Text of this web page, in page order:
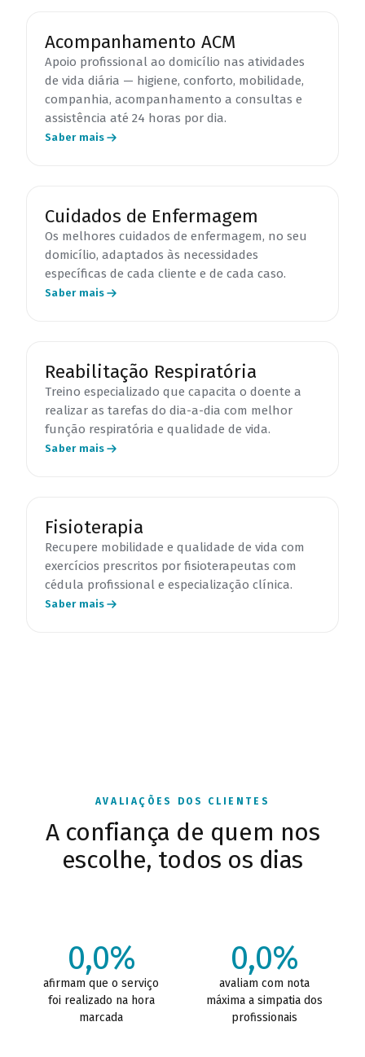
Acompanhamento ACM
Apoio profissional ao domicílio nas atividades
de vida diária — higiene, conforto, mobilidade,
companhia, acompanhamento a consultas e
assistência até 24 horas por dia.
Saber mais
Cuidados de Enfermagem
Os melhores cuidados de enfermagem, no seu
domicílio, adaptados às necessidades
específicas de cada cliente e de cada caso.
Saber mais
Reabilitação Respiratória
Treino especializado que capacita o doente a
realizar as tarefas do dia-a-dia com melhor
função respiratória e qualidade de vida.
Saber mais
Fisioterapia
Recupere mobilidade e qualidade de vida com
exercícios prescritos por fisioterapeutas com
cédula profissional e especialização clínica.
Saber mais
AVALIAÇÕES DOS CLIENTES
A confiança de quem nos
escolhe, todos os dias
0,0%
afirmam que o serviço
foi realizado na hora
marcada
0,0%
avaliam com nota
máxima a simpatia dos
profissionais